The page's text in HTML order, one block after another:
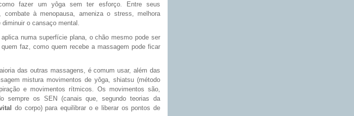
fazer um yôga sem ter esforço. Entre seus
à menopausa, ameniza o stress, melhora
o cansaço mental.
numa superfície plana, o chão mesmo pode ser
faz, como quem recebe a massagem pode ficar
das outras massagens, é comum usar, além das
mistura movimentos de yôga, shiatsu (método
e movimentos rítmicos. Os movimentos são,
sempre os SEN (canais que, segundo teorias da
do corpo) para equilibrar o e liberar os pontos de